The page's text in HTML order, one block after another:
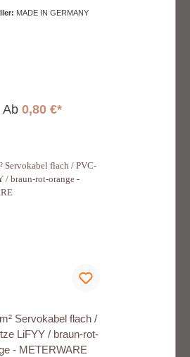
MADE IN GERMANY
Ab 0,80 €*
Servokabel flach /
LiFYY / braun-rot-
- METERWARE